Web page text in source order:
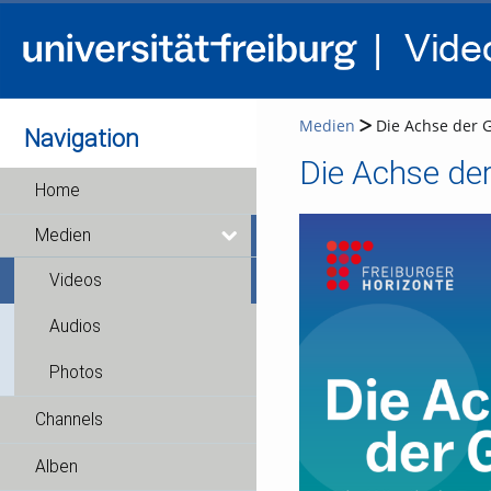
Navigation
Home
Medien
Videos
Audios
Photos
Channels
Alben
Medien Die Achse der
Die Achse